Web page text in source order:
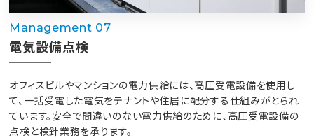
Management 07
電気設備点検
オフィスビルやマンションの電力供給には、高圧受電設備を使用し
て、一括受電した電気をテナントや住居に配分する仕組みがとられ
ています。安全で間違いのない電力供給のために、高圧受電設備の
点検と検針業務を承ります。